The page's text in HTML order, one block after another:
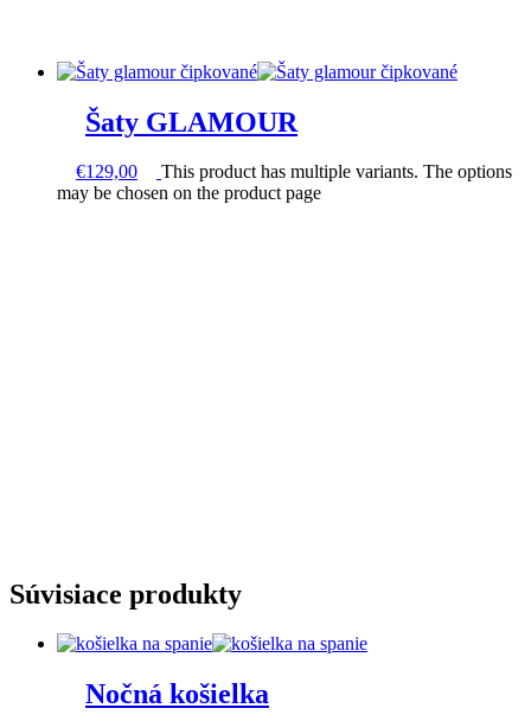
Šaty GLAMOUR
€129,00
This product has multiple variants. The options
may be chosen on the product page
Súvisiace produkty
Nočná košielka